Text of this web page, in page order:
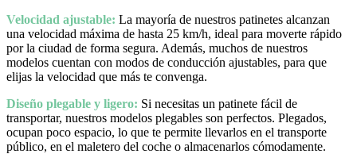
Velocidad ajustable: La mayoría de nuestros patinetes alcanzan
una velocidad máxima de hasta 25 km/h, ideal para moverte rápido
por la ciudad de forma segura. Además, muchos de nuestros
modelos cuentan con modos de conducción ajustables, para que
elijas la velocidad que más te convenga.
Diseño plegable y ligero: Si necesitas un patinete fácil de
transportar, nuestros modelos plegables son perfectos. Plegados,
ocupan poco espacio, lo que te permite llevarlos en el transporte
público, en el maletero del coche o almacenarlos cómodamente.